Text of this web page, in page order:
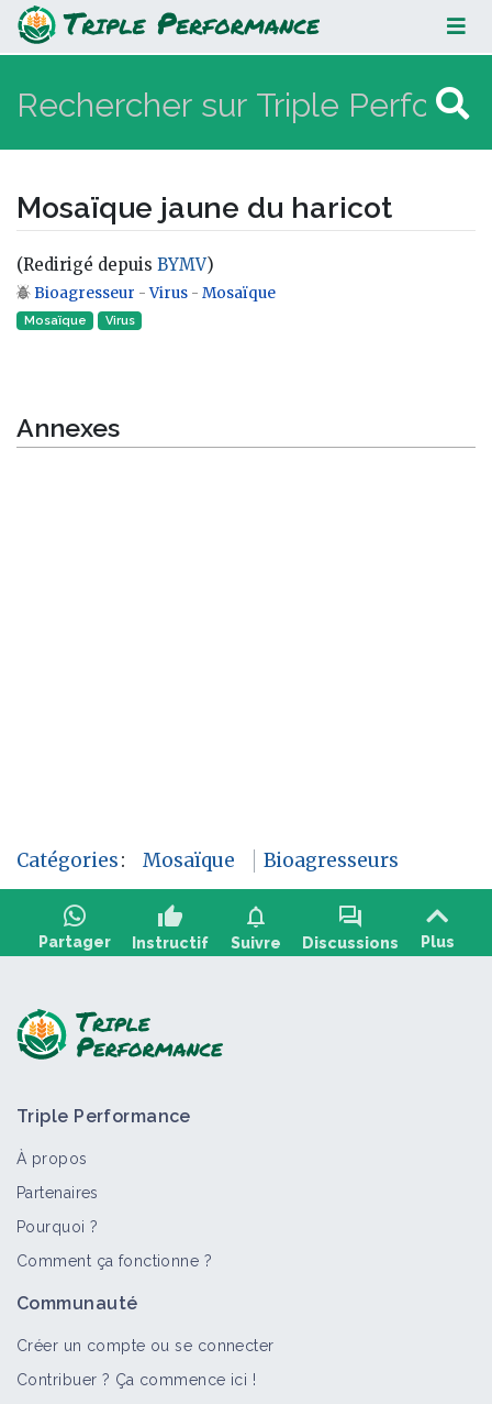
Mosaïque jaune du haricot
Mosaïque jaune du haricot
(Redirigé depuis BYMV)
Aller à :navigation,rechercher
Bioagresseur -Virus - Mosaïque
Mosaïque Virus‎
Annexes
Catégories: Mosaïque Bioagresseurs
Partager
thumb_up
Instructif
notifications
Suivre
forum
Discussions Plus
Triple Performance
À propos
Partenaires
Pourquoi ?
Comment ça fonctionne ?
Communauté
Créer un compte ou se connecter
Contribuer ? Ça commence ici !